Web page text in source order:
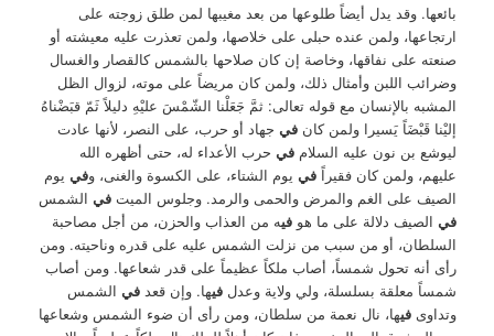
بائعها. وقد يدل أيضاً طلوعها من بعد مغيبها لمن طلق زوجته على
ارتجاعها، ولمن عنده حبلى على خلاصها، ولمن تعذرت عليه معيشته أو
صنعته على نفاقها، وخاصة إن كان صلاحها بالشمس كالقصار والغسال
وضرائب اللبن وأمثال ذلك، ولمن كان مريضاً على موته، لزوال الظل
المشبه بالإنسان مع قوله تعالى: ثمَّ جَعَلْنا الشّمْسَ عليْهِ دليلاً ثَمّ قبَضْناهُ
إليْنا قَبْضَاً يَسيرا ولمن كانفي جهاد أو حرب، على النصر، لأنها عادت
ليوشع بن نون عليه السلامفي حرب الأعداء له، حتى أظهره الله
عليهم، ولمن كان فقيراًفي يوم الشتاء، على الكسوة والغنى، وفي يوم
الصيف على الغم والمرض والحمى والرمد. وجلوس الميتفي الشمس
في الصيف دلالة على ما هوفيه من العذاب والحزن، من أجل مصاحبة
السلطان، أو من سبب من نزلت الشمس عليه على قدره وناحيته. ومن
رأى أنه تحول شمساً، أصاب ملكاً عظيماً على قدر شعاعها. ومن أصاب
شمساً معلقة بسلسلة، ولي ولاية وعدلفيها. وإن قعدفي الشمس
وتداوىفيها، نال نعمة من سلطان، ومن رأى أن ضوء الشمس وشعاعها